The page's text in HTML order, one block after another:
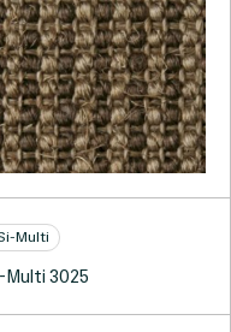
Multi
Multi 3025